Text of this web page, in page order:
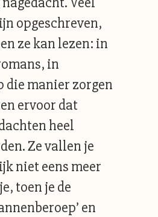
opgeschreven,
ze kan lezen: in
in
die manier zorgen
ervoor dat
heel
Ze vallen je
niet eens meer
toen je de
en